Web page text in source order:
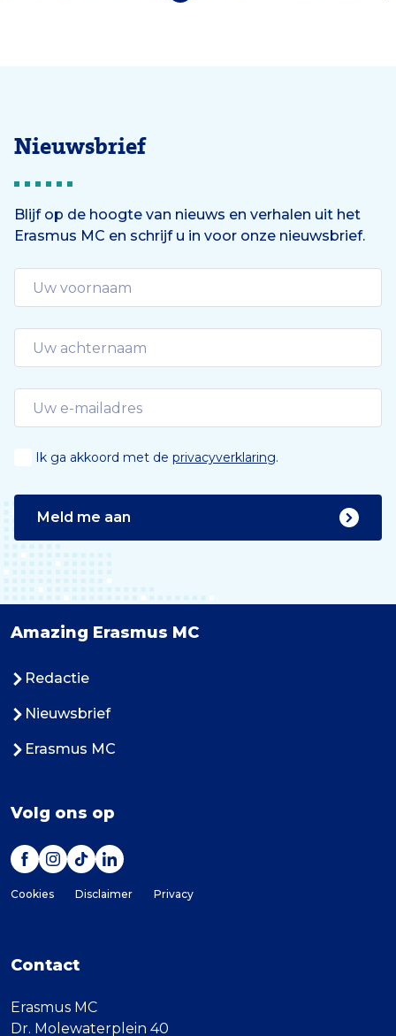
g
e
Nieuwsbrief
Blijf op de hoogte van nieuws en verhalen uit het
Erasmus MC en schrijf u in voor onze nieuwsbrief.
Ik ga akkoord met de privacyverklaring.
Meld me aan
Amazing Erasmus MC
Redactie
Nieuwsbrief
Erasmus MC
Volg ons op
Cookies Disclaimer Privacy
Contact
Erasmus MC
Dr. Molewaterplein 40